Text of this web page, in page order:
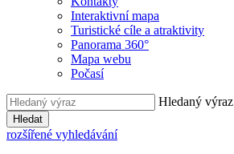
Interaktivní mapa
Turistické cíle a atraktivity
Panorama 360°
Mapa webu
Počasí
Hledaný výraz
Hledat
rozšířené vyhledávání